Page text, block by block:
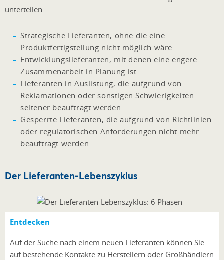
unterteilen:
Strategische Lieferanten, ohne die eine
Produktfertigstellung nicht möglich wäre
Entwicklungslieferanten, mit denen eine engere
Zusammenarbeit in Planung ist
Lieferanten in Auslistung, die aufgrund von
Reklamationen oder sonstigen Schwierigkeiten
seltener beauftragt werden
Gesperrte Lieferanten, die aufgrund von Richtlinien
oder regulatorischen Anforderungen nicht mehr
beauftragt werden
Der Lieferanten-Lebenszyklus
Entdecken
Auf der Suche nach einem neuen Lieferanten können Sie
auf bestehende Kontakte zu Herstellern oder Großhändlern